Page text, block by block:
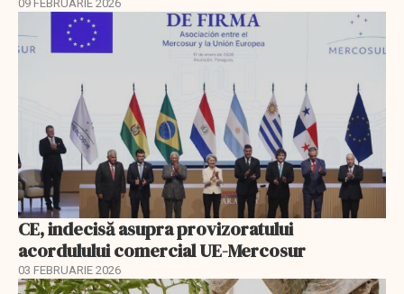
09 FEBRUARIE 2026
CE, indecisă asupra provizoratului
acordulului comercial UE-Mercosur
03 FEBRUARIE 2026